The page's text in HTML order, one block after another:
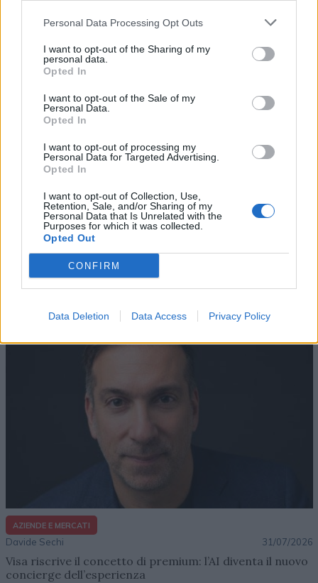
Personal Data Processing Opt Outs
I want to opt-out of the Sharing of my
personal data.
Opted In
I want to opt-out of the Sale of my
Personal Data.
Opted In
I want to opt-out of processing my
Personal Data for Targeted Advertising.
Opted In
I want to opt-out of Collection, Use,
Retention, Sale, and/or Sharing of my
Personal Data that Is Unrelated with the
Purposes for which it was collected.
Opted Out
CONFIRM
Data Deletion Data Access Privacy Policy
Altri articoli che potrebbero piacerti
AZIENDE E MERCATI
Davide Sechi
Dal lusso circolare all’intelligenza artificiale: come
Lenush Saf costruisce un ecosistema tra creatività,
AZIENDE E MERCATI
Davide Sechi 31/07/2026
Visa riscrive il concetto di premium: l’AI diventa il nuovo
concierge dell’esperienza